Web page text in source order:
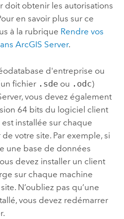
doit obtenir les autorisations
en savoir plus sur ce
à la rubrique Rendre vos
ArcGIS Server.
d'entreprise ou
fichier .sdeou .odc)
, vous devez également
64 bits du logiciel client
installée sur chaque
de votre site. Par exemple, si
une base de données
devez installer un client
sur chaque machine
N’oubliez pas qu’une
vous devez redémarrer
.